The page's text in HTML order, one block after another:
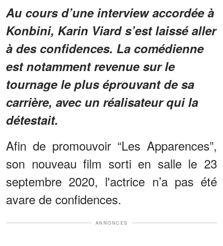
Au cours d’une interview accordée à
Konbini, Karin Viard s’est laissé aller
à des confidences. La comédienne
est notamment revenue sur le
tournage le plus éprouvant de sa
carrière, avec un réalisateur qui la
détestait.
Afin de promouvoir “Les Apparences”,
son nouveau film sorti en salle le 23
septembre 2020, l'actrice n’a pas été
avare de confidences.
ANNONCES